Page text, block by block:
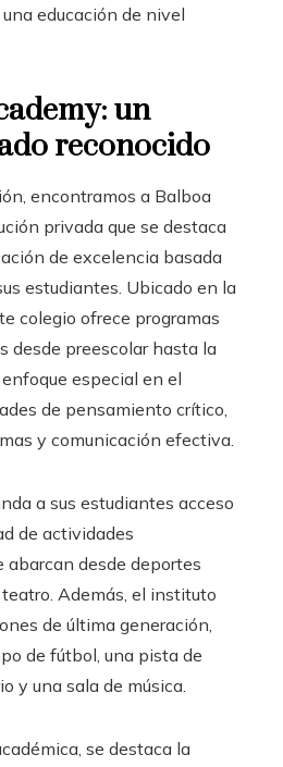
educación de nivel
un
reconocido
encontramos a Balboa
privada que se destaca
de excelencia basada
estudiantes. Ubicado en la
colegio ofrece programas
desde preescolar hasta la
especial en el
de pensamiento crítico,
y comunicación efectiva.
a sus estudiantes acceso
de actividades
abarcan desde deportes
Además, el instituto
de última generación,
de fútbol, una pista de
y una sala de música.
se destaca la